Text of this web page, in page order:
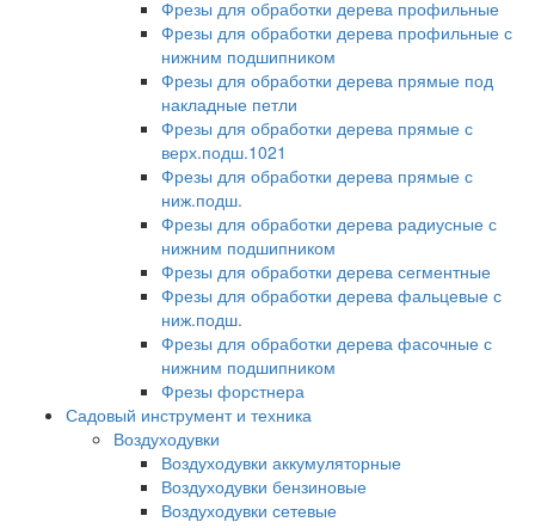
Фрезы для обработки дерева профильные
Фрезы для обработки дерева профильные с
нижним подшипником
Фрезы для обработки дерева прямые под
накладные петли
Фрезы для обработки дерева прямые с
верх.подш.1021
Фрезы для обработки дерева прямые с
ниж.подш.
Фрезы для обработки дерева радиусные с
нижним подшипником
Фрезы для обработки дерева сегментные
Фрезы для обработки дерева фальцевые с
ниж.подш.
Фрезы для обработки дерева фасочные с
нижним подшипником
Фрезы форстнера
Садовый инструмент и техника
Воздуходувки
Воздуходувки аккумуляторные
Воздуходувки бензиновые
Воздуходувки сетевые